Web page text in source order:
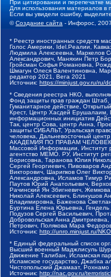
При цитировании и перепечатке
Для использования материалов в
Если вы увидели ошибку,
©Создание сайта - Инфорос,
* Реестр иностранных средств
Голос Америки, Idel.Реалии,
Людмила Алексеевна, Маркелов
Александрович, Маняхин Петр
Гройсман Софья Романовна,
Шмагун Олеся Валентиновна,
редактор 2021, Вега 2021
Источник: https://minjust.gov.ru/ru/
* Сведения реестра НКО,
Фонд защиты прав граждан Штаб,
Гуманитарное действие,
Крест, Центр Хасдей Ерушалаим,
информационных инициатив
Так, центр Сова, центр Анна,
защиты СИБАЛЬТ, Уральская
человека, Дальневосточный
АКАДЕМИЯ ПО ПРАВАМ ЧЕЛОВЕКА,
Массовой Информации, Институт
агентство МЕМО. РУ, Институт
Борисовна, Таранова Юлия
Сергей Георгиевич, Пивоваров
Викторович, Шарипков Олег
Александровна, Исламов Тимур
Паутов Юрий Анатольевич,
Рачинский Ян Збигневич,
Николай Алексеевич, Блинушов
Владимировна, Баженова
Буртина Елена Юрьевна,
Подузов Сергей Васильевич,
Добровольская Анна
Петрович, Полякова Мара
Источник: http://unro.minjust.ru/
* Единый федеральный список
Высший военный Маджлисуль
Движение Талибан, Исламская
Исламское государство, Джабха
Чистопольский Джамаат,
Источник: http://nac.gov.ru/